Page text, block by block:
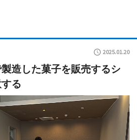
2025.01.20
造した菓子を販売するシ
る